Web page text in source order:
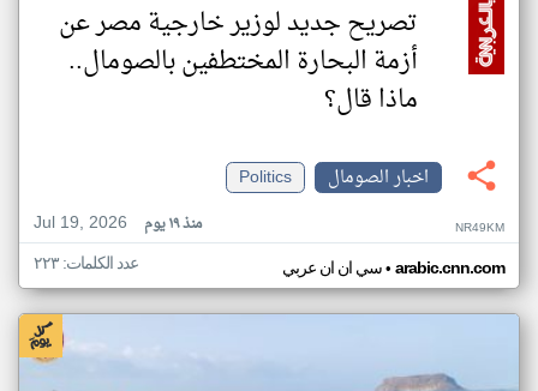
تصريح جديد لوزير خارجية مصر عن
أزمة البحارة المختطفين بالصومال..
ماذا قال؟
اخبار الصومال
Politics
Jul 19, 2026
منذ ١٩ يوم NR49KM
سي ان ان عربي• arabic.cnn.com عدد الكلمات: ٢٢٣